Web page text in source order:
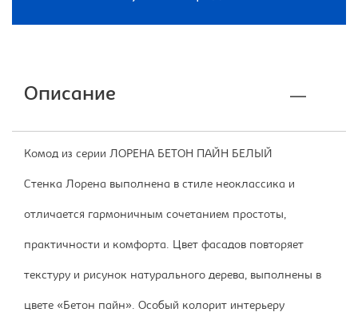
Описание
Комод из серии ЛОРЕНА БЕТОН ПАЙН БЕЛЫЙ
Стенка Лорена выполнена в стиле неоклассика и
отличается гармоничным сочетанием простоты,
практичности и комфорта. Цвет фасадов повторяет
текстуру и рисунок натурального дерева, выполнены в
цвете «Бетон пайн». Особый колорит интерьеру